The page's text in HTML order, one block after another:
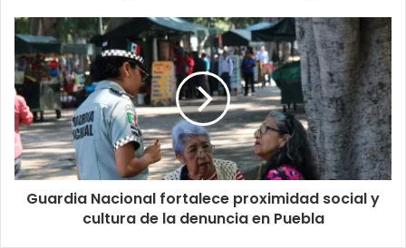
Guardia Nacional fortalece proximidad social y
cultura de la denuncia en Puebla